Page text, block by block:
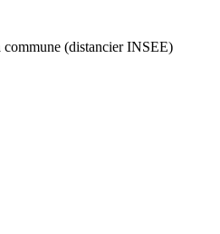
commune (distancier INSEE)